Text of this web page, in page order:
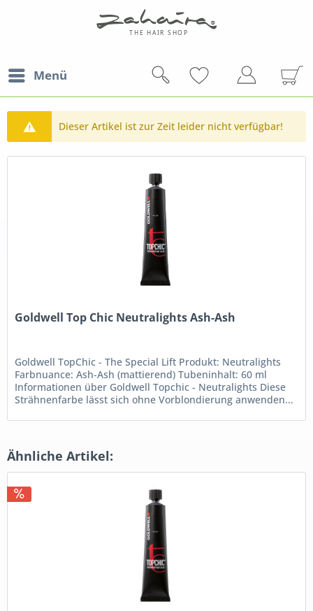
Menü
Dieser Artikel ist zur Zeit leider nicht verfügbar!
Goldwell Top Chic Neutralights Ash-Ash
Goldwell TopChic - The Special Lift Produkt: Neutralights
Farbnuance: Ash-Ash (mattierend) Tubeninhalt: 60 ml
Informationen über Goldwell Topchic - Neutralights Diese
Strähnenfarbe lässt sich ohne Vorblondierung anwenden...
Ähnliche Artikel: